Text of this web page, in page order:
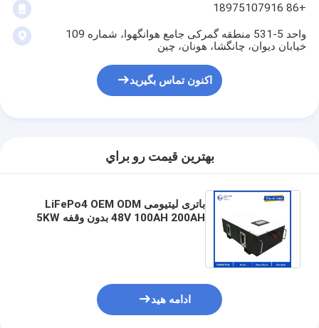
+86 18975107916
واحد 5-531 منطقه گمرکی جامع هوانگهوا، شماره 109
خیابان دیوان، چانگشا، هونان، چین
اکنون تماس بگیرید
بهترين قيمت رو براي
باتری لیتیومی LiFePo4 OEM ODM
48V 100AH ​​200AH بدون وقفه 5KW
ادامه هید